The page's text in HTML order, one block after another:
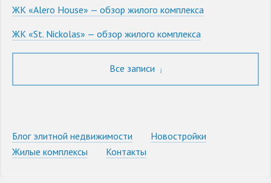
ЖК «Alero House» — обзор жилого комплекса
ЖК «St. Nickolas» — обзор жилого комплекса
Все записи
Блог элитной недвижимости
Новостройки
Жилые комплексы
Контакты